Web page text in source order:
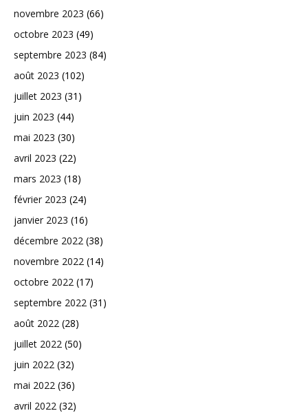
novembre 2023 (66)
octobre 2023 (49)
septembre 2023 (84)
août 2023 (102)
juillet 2023 (31)
juin 2023 (44)
mai 2023 (30)
avril 2023 (22)
mars 2023 (18)
février 2023 (24)
janvier 2023 (16)
décembre 2022 (38)
novembre 2022 (14)
octobre 2022 (17)
septembre 2022 (31)
août 2022 (28)
juillet 2022 (50)
juin 2022 (32)
mai 2022 (36)
avril 2022 (32)